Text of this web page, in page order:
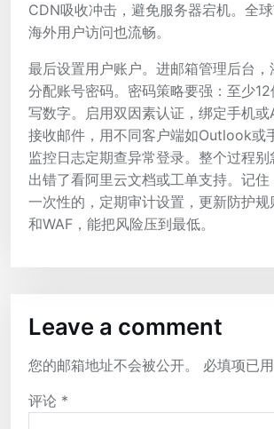
CDN吸收冲击，避免服务器宕机。全球
海外用户访问也流畅。
最后设置用户账户。进邮箱管理后台，
分配账号密码。密码策略要强：至少
写数字。启用双因素认证，绑定手机或
接收邮件，用不同客户端如Outlook或
监控日志定期查异常登录。整个过程别
出错了看阿里云文档或工单支持。记
一次性的，定期审计设置，更新防护
和WAF，能把风险压到最低。
Leave a comment
您的邮箱地址不会被公开。 必填项已用
评论 *